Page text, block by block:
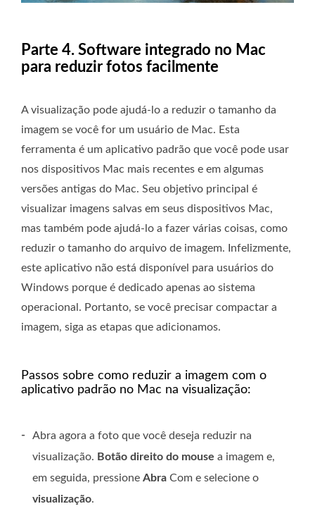
Parte 4. Software integrado no Mac
para reduzir fotos facilmente
A visualização pode ajudá-lo a reduzir o tamanho da
imagem se você for um usuário de Mac. Esta
ferramenta é um aplicativo padrão que você pode usar
nos dispositivos Mac mais recentes e em algumas
versões antigas do Mac. Seu objetivo principal é
visualizar imagens salvas em seus dispositivos Mac,
mas também pode ajudá-lo a fazer várias coisas, como
reduzir o tamanho do arquivo de imagem. Infelizmente,
este aplicativo não está disponível para usuários do
Windows porque é dedicado apenas ao sistema
operacional. Portanto, se você precisar compactar a
imagem, siga as etapas que adicionamos.
Passos sobre como reduzir a imagem com o
aplicativo padrão no Mac na visualização:
-
Abra agora a foto que você deseja reduzir na
visualização. Botão direito do mouse a imagem e,
em seguida, pressione Abra Com e selecione o
visualização.